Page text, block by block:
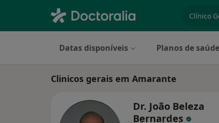
Datas disponíveis Planos de saúde
Clinicos gerais em Amarante
Dr. João Beleza
Bernardes